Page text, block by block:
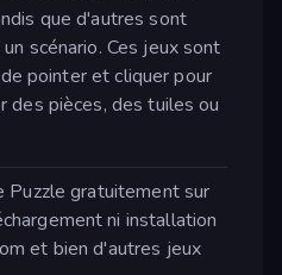
que d'autres sont
scénario. Ces jeux sont
pointer et cliquer pour
des pièces, des tuiles ou
Puzzle gratuitement sur
ni installation
et bien d'autres jeux